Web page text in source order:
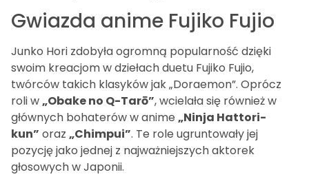
Gwiazda anime Fujiko Fujio
Junko Hori zdobyła ogromną popularność dzięki
swoim kreacjom w dziełach duetu Fujiko Fujio,
twórców takich klasyków jak „Doraemon”. Oprócz
roli w„Obake no Q-Tarō”, wcielała się również w
głównych bohaterów w anime „Ninja Hattori-
kun” oraz „Chimpui”. Te role ugruntowały jej
pozycję jako jednej z najważniejszych aktorek
głosowych w Japonii.